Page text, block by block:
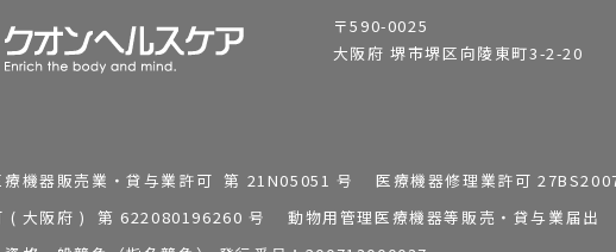
〒590-0025
大阪府 堺市堺区向陵東町3-2-20
療機器販売業・貸与業許可 第 21N05051 号 医療機器修理業許可
( 大阪府 ) 第 622080196260 号 動物用管理医療機器等販売・貸与業届出